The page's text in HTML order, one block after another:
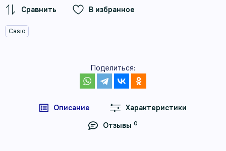
В избранное
Casio
Поделиться:
Описание
Характеристики
Отзывы 0